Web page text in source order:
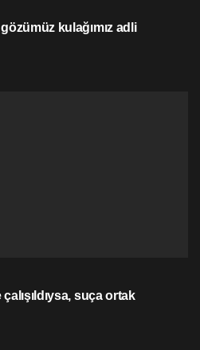
kulağımız adli
suça ortak